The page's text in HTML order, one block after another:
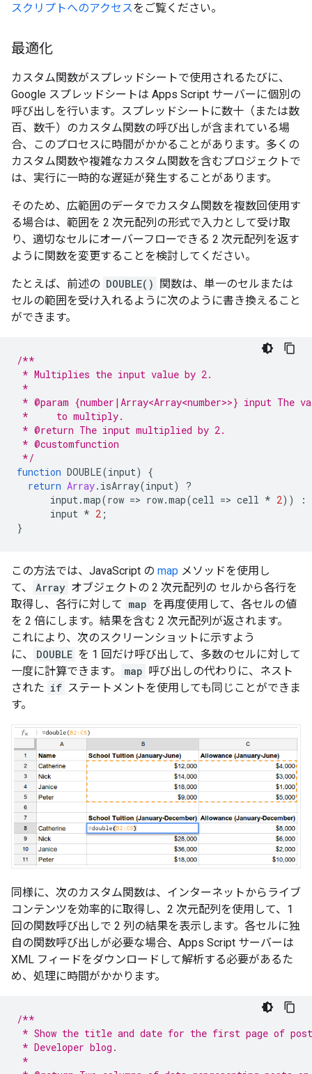
スクリプトへのアクセスをご覧ください。
最適化
カスタム関数がスプレッドシートで使用されるたびに、
Google スプレッドシートは Apps Script サーバーに個別の
呼び出しを行います。スプレッドシートに数十（または数
百、数千）のカスタム関数の呼び出しが含まれている場
合、このプロセスに時間がかかることがあります。多くの
カスタム関数や複雑なカスタム関数を含むプロジェクトで
は、実行に一時的な遅延が発生することがあります。
そのため、広範囲のデータでカスタム関数を複数回使用す
る場合は、範囲を 2 次元配列の形式で入力として受け取
り、適切なセルにオーバーフローできる 2 次元配列を返す
ように関数を変更することを検討してください。
たとえば、前述の DOUBLE() 関数は、単一のセルまたは
セルの範囲を受け入れるように次のように書き換えること
ができます。
/**
* Multiplies the input value by 2.
*
* @param {number|Array<Array<number>>} input
*     to multiply.
* @return The input multiplied by 2.
* @customfunction
*/
function DOUBLE(input)
{
return Array. isArray(input)
?
input.map(row => row.map(cell => cell * 2))
:
input * 2 ;
}
この方法では、JavaScript の map メソッドを使用し
て、
Array オブジェクトの 2 次元配列の セルから各行を
取得し、各行に対して map を再度使用して、各セルの値
を 2 倍にします。結果を含む 2 次元配列が返されます。
これにより、次のスクリーンショットに示すよう
に、
DOUBLE を 1 回だけ呼び出して、多数のセルに対して
一度に計算できます。
map 呼び出しの代わりに、ネスト
された if ステートメントを使用しても同じことができま
す。
同様に、次のカスタム関数は、インターネットからライブ
コンテンツを効率的に取得し、2 次元配列を使用して、1
回の関数呼び出しで 2 列の結果を表示します。各セルに独
自の関数呼び出しが必要な場合、Apps Script サーバーは
XML フィードをダウンロードして解析する必要があるた
め、処理に時間がかかります。
/**
* Show the title and date for the first page of
* Developer blog.
*